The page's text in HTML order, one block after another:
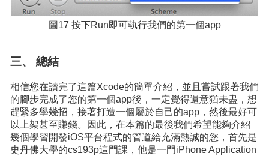
圖17 按下Run即可執行我們的第一個app
三、 總結
相信您在讀完了這篇Xcode的簡單介紹，並且嘗試跟著我們
的腳步完成了您的第一個app後，一定覺得還意猶未盡，想
趕緊多學幾招，接著打造一個屬於自己的app，然後最好可
以上架甚至賺錢。因此，在本篇的最後我們希望能夠介紹
幾個學習開發iOS平台程式的管道給充滿熱誠的您，首先是
史丹佛大學的cs193p這門課，他是一門iPhone Application